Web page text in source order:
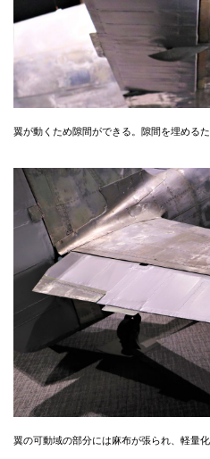
翼が動くため隙間ができる。隙間を埋める
翼の可動域の部分には麻布が張られ、軽量